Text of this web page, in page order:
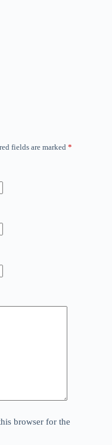
fields are marked *
browser for the